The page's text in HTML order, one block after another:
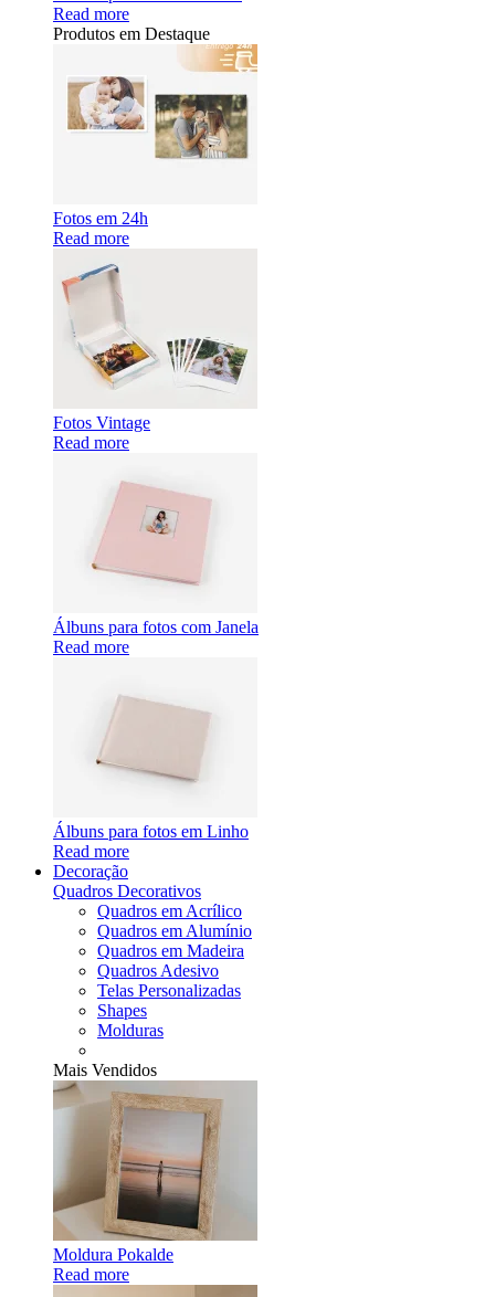
Read more
Produtos em Destaque
Fotos em 24h
Read more
Fotos Vintage
Read more
Álbuns para fotos com Janela
Read more
Álbuns para fotos em Linho
Read more
Decoração
Quadros Decorativos
Quadros em Acrílico
Quadros em Alumínio
Quadros em Madeira
Quadros Adesivo
Telas Personalizadas
Shapes
Molduras
Mais Vendidos
Moldura Pokalde
Read more